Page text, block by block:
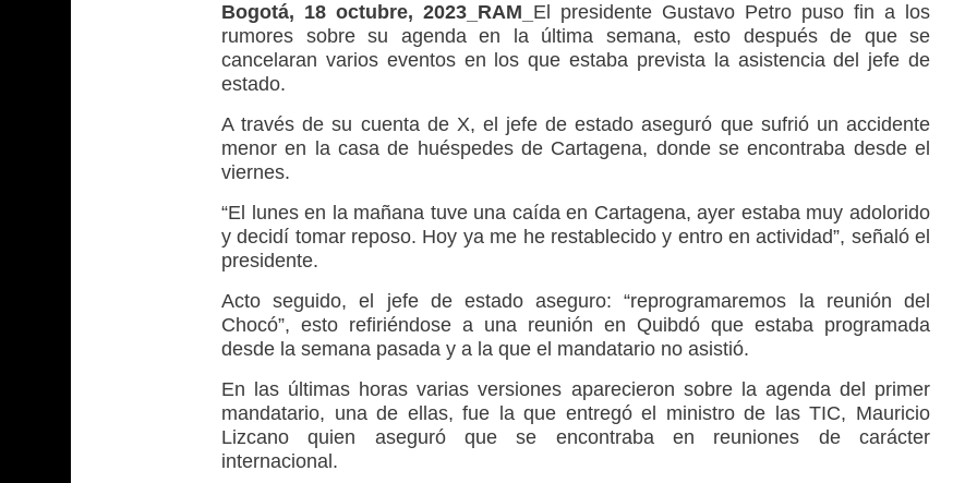
Bogotá, 18 octubre, 2023_RAM_ El presidente Gustavo Petro puso fin a los
rumores sobre su agenda en la última semana, esto después de que se
cancelaran varios eventos en los que estaba prevista la asistencia del jefe de
estado.
A través de su cuenta de X, el jefe de estado aseguró que sufrió un accidente
menor en la casa de huéspedes de Cartagena, donde se encontraba desde el
viernes.
“El lunes en la mañana tuve una caída en Cartagena, ayer estaba muy adolorido
y decidí tomar reposo. Hoy ya me he restablecido y entro en actividad”, señaló el
presidente.
Acto seguido, el jefe de estado aseguro: “reprogramaremos la reunión del
Chocó”, esto refiriéndose a una reunión en Quibdó que estaba programada
desde la semana pasada y a la que el mandatario no asistió.
En las últimas horas varias versiones aparecieron sobre la agenda del primer
mandatario, una de ellas, fue la que entregó el ministro de las TIC, Mauricio
Lizcano quien aseguró que se encontraba en reuniones de carácter
internacional.